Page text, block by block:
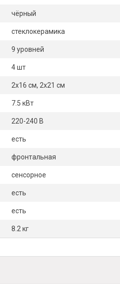
чёрный
стеклокерамика
9 уровней
4 шт
2х16 см, 2х21 см
7.5 кВт
220-240 В
есть
фронтальная
сенсорное
есть
есть
8.2 кг